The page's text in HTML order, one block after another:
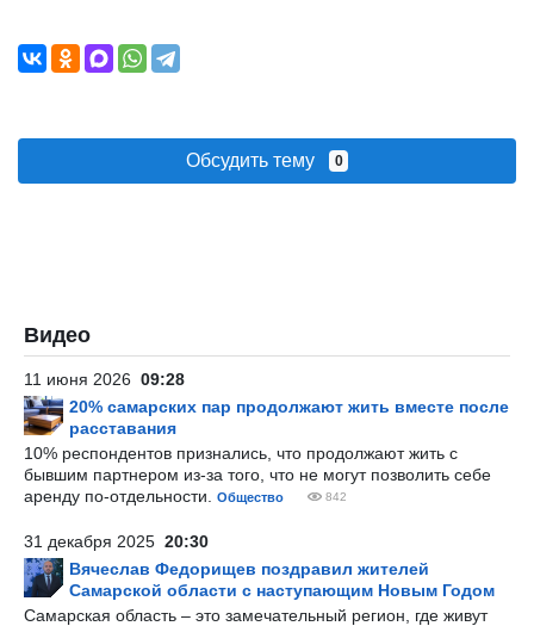
Обсудить тему 0
Видео
11 июня 2026 09:28
20% самарских пар продолжают жить вместе после
расставания
10% респондентов признались, что продолжают жить с
бывшим партнером из-за того, что не могут позволить себе
аренду по-отдельности.
Общество 842
31 декабря 2025 20:30
Вячеслав Федорищев поздравил жителей
Самарской области с наступающим Новым Годом
Самарская область – это замечательный регион, где живут